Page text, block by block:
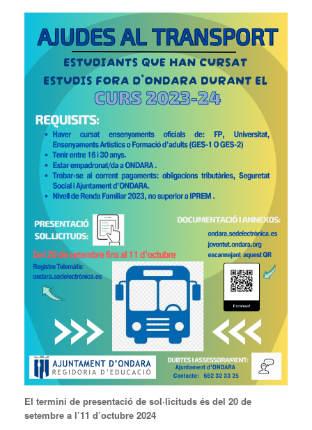
El termini de presentació de sol·licituds és del 20 de
setembre a l’11 d’octubre 2024